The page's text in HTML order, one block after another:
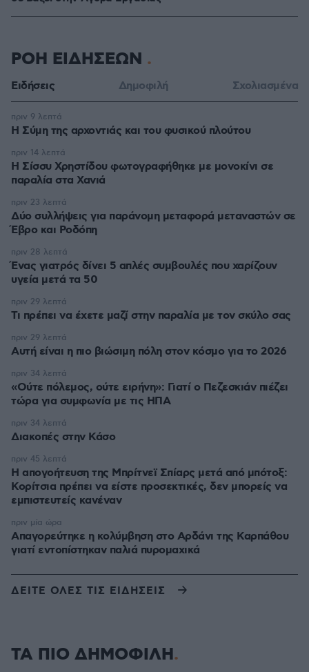
ΡΟΗ ΕΙΔΗΣΕΩΝ
Ειδήσεις Δημοφιλή Σχολιασμένα
Η Σύμη της αρχοντιάς και του φυσικού πλούτου
πριν 9 λεπτά
Η Σίσσυ Χρηστίδου φωτογραφήθηκε με μονοκίνι σε
παραλία στα Χανιά
πριν 14 λεπτά
Δύο συλλήψεις για παράνομη μεταφορά μεταναστών σε
Έβρο και Ροδόπη
πριν 23 λεπτά
Ένας γιατρός δίνει 5 απλές συμβουλές που χαρίζουν
υγεία μετά τα 50
πριν 28 λεπτά
Τι πρέπει να έχετε μαζί στην παραλία με τον σκύλο σας
πριν 29 λεπτά
Αυτή είναι η πιο βιώσιμη πόλη στον κόσμο για το 2026
πριν 29 λεπτά
«Ούτε πόλεμος, ούτε ειρήνη»: Γιατί ο Πεζεσκιάν πιέζει
τώρα για συμφωνία με τις ΗΠΑ
πριν 34 λεπτά
Διακοπές στην Κάσο
πριν 34 λεπτά
Η απογοήτευση της Μπρίτνεϊ Σπίαρς μετά από μπότοξ:
Κορίτσια πρέπει να είστε προσεκτικές, δεν μπορείς να
εμπιστευτείς κανέναν
πριν 45 λεπτά
Απαγορεύτηκε η κολύμβηση στο Αρδάνι της Καρπάθου
γιατί εντοπίστηκαν παλιά πυρομαχικά
πριν μία ώρα
ΔΕΙΤΕ ΟΛΕΣ ΤΙΣ ΕΙΔΗΣΕΙΣ
ΤΑ ΠΙΟ ΔΗΜΟΦΙΛΗ